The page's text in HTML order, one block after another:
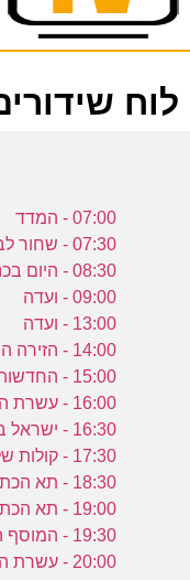
לוח שידורים
07:00 - המדד
07:30 - שחור לבן
08:30 - היום בכנסת
09:00 - ועדה
13:00 - ועדה
14:00 - הזירה המרכזית
15:00 - החדשות
16:00 - עשרת הגדולים
16:30 - ישראל במלחמה
17:30 - קולות של תמיכה
18:30 - תא הכתבים
19:00 - תא הכתבים
19:30 - המוסף השבועי
20:00 - עשרת הגדולים